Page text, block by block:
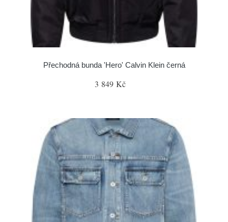
Přechodná bunda 'Hero' Calvin Klein černá
3 849 Kč